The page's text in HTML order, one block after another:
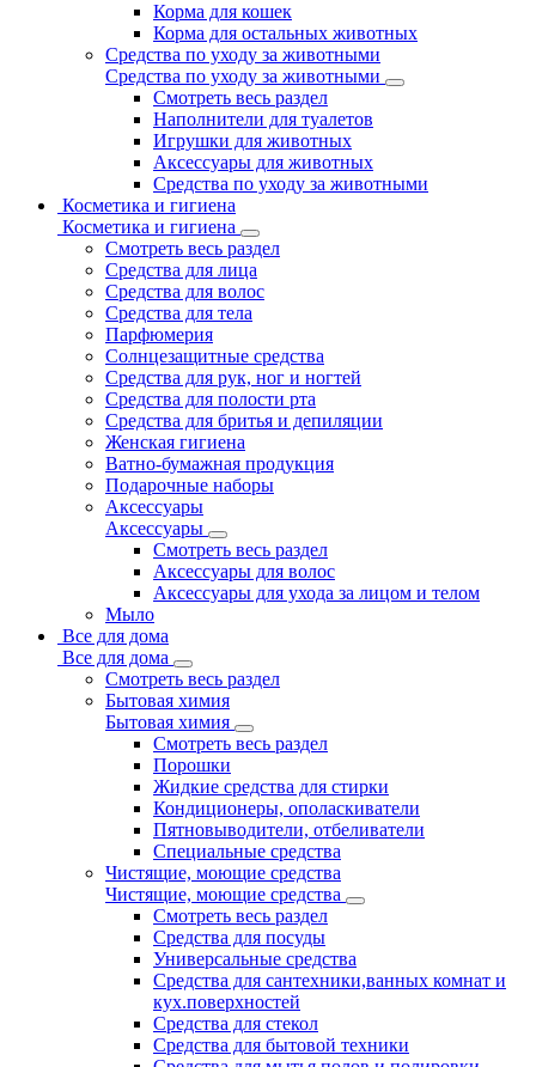
Корма для кошек
Корма для остальных животных
Средства по уходу за животными
Средства по уходу за животными
Смотреть весь раздел
Наполнители для туалетов
Игрушки для животных
Аксессуары для животных
Средства по уходу за животными
Косметика и гигиена
Косметика и гигиена
Смотреть весь раздел
Средства для лица
Средства для волос
Средства для тела
Парфюмерия
Солнцезащитные средства
Средства для рук, ног и ногтей
Средства для полости рта
Средства для бритья и депиляции
Женская гигиена
Ватно-бумажная продукция
Подарочные наборы
Аксессуары
Аксессуары
Смотреть весь раздел
Аксессуары для волос
Аксессуары для ухода за лицом и телом
Мыло
Все для дома
Все для дома
Смотреть весь раздел
Бытовая химия
Бытовая химия
Смотреть весь раздел
Порошки
Жидкие средства для стирки
Кондиционеры, ополаскиватели
Пятновыводители, отбеливатели
Специальные средства
Чистящие, моющие средства
Чистящие, моющие средства
Смотреть весь раздел
Средства для посуды
Универсальные средства
Средства для сантехники,ванных комнат и
кух.поверхностей
Средства для стекол
Средства для бытовой техники